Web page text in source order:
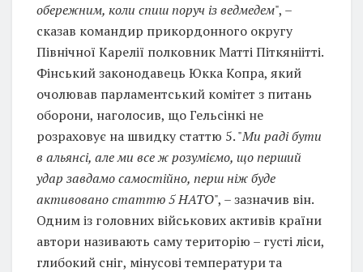
обережним, коли спиш поруч із ведмедем", –
сказав командир прикордонного округу
Північної Карелії полковник Матті Піткяніітті.
Фінський законодавець Юкка Копра, який
очолював парламентський комітет з питань
оборони, наголосив, що Гельсінкі не
розраховує на швидку статтю 5. "Ми раді бути
в альянсі, але ми все ж розуміємо, що перший
удар завдамо самостійно, перш ніж буде
активовано статтю 5 НАТО", – зазначив він.
Одним із головних військових активів країни
автори називають саму територію – густі ліси,
глибокий сніг, мінусові температури та